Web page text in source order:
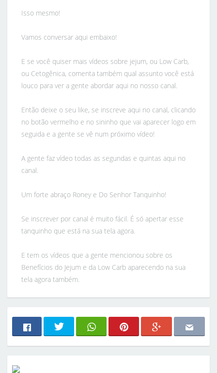
Isso mesmo!
Vamos conversar aqui embaixo!
E se você quiser mais vídeos sobre jejum, ou Low Carb,
ou Cetogênica, comenta também qual assunto você está
louco para ver a gente abordar aqui no nosso canal.
Então deixe o seu like, se inscreve aqui no canal, clicando
no botão vermelho e no sininho que vai aparecer logo em
seguida e a gente se vê num próximo vídeo!
A gente faz vídeo todas as segundas e quintas aqui no
canal.
Um forte abraço Roney e Do Senhor Tanquinho!
Se inscrever por canal é muito fácil. É só apertar esse
tanquinho que está na sua tela agora.
E tem os vídeos que a gente mencionou sobre os
Benefícios do Jejum e da Low Carb aparecendo na sua
tela agora também.